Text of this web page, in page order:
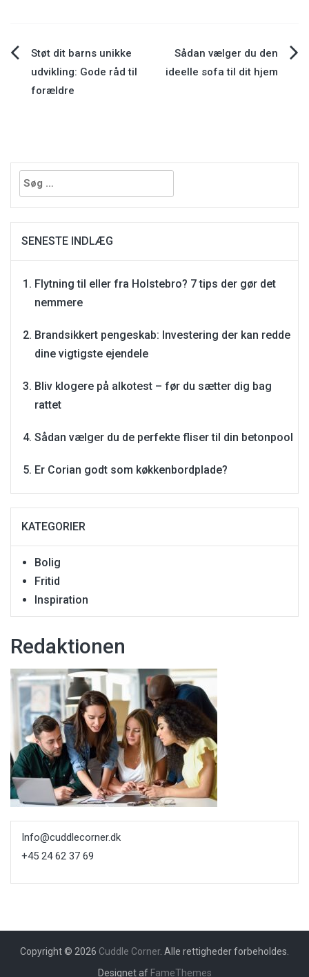
Indlægsnavigation
Støt dit barns unikke
udvikling: Gode råd til
forældre
Sådan vælger du den
ideelle sofa til dit hjem
Søg
efter:
SENESTE INDLÆG
Flytning til eller fra Holstebro? 7 tips der gør det
nemmere
Brandsikkert pengeskab: Investering der kan redde
dine vigtigste ejendele
Bliv klogere på alkotest – før du sætter dig bag
rattet
Sådan vælger du de perfekte fliser til din betonpool
Er Corian godt som køkkenbordplade?
KATEGORIER
Bolig
Fritid
Inspiration
Redaktionen
Info@cuddlecorner.dk
+45 24 62 37 69
Copyright © 2026 Cuddle Corner. Alle rettigheder forbeholdes.
Designet af FameThemes